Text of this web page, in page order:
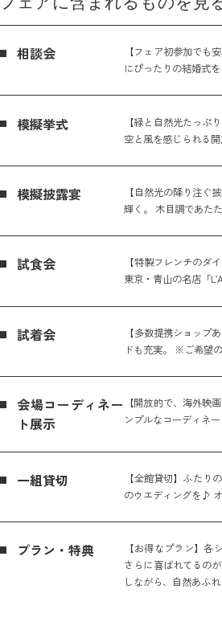
相談会
【フェア初参加でも
にぴったりの結婚式
模擬挙式
【緑と自然光たっぷ
空と風を感じられる
模擬披露宴
【自然光の降り注ぐ
輝く。 木目調であた
試食会
【特製フレンチのダ
東京・青山の名店「
試着会
【多数提携ショップ
ドも充実。 ※ご希望
会場コーディネー
ト展示
【開放的で、海外映
ンプルなコーディネ
一組貸切
【全館貸切】ふたり
のウエディングを♪
プラン・特典
【お得なプラン】各
さらに喜ばれてるの
しながら、自然あふ